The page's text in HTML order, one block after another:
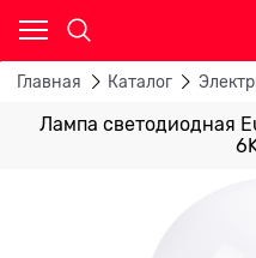
Главная Каталог
Лампа светодиодная